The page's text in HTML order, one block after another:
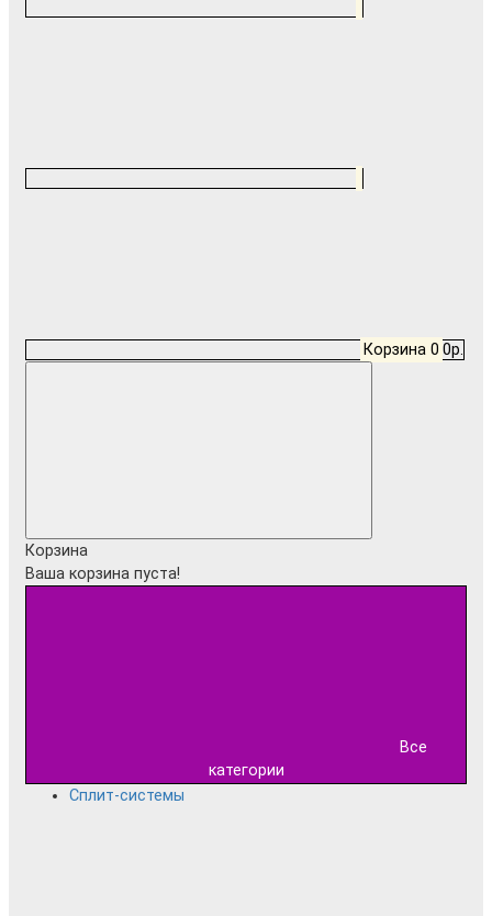
Корзина 0 0р.
Корзина
Ваша корзина пуста!
Все
категории
Сплит-системы